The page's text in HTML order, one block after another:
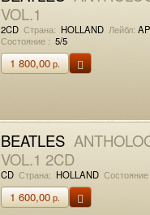
VOL.1
2CD Страна: HOLLAND Лейбл:
Состояние : 5/5
1 800,00р.
BEATLES
VOL.1 2CD
CD Страна: HOLLAND Состояние
1 600,00р.